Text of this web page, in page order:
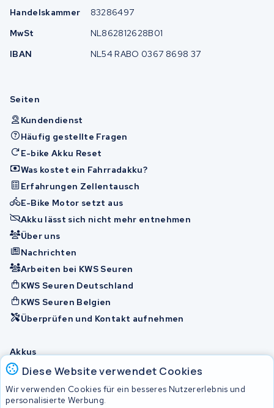
Diese Website verwendet Cookies
Wir verwenden Cookies für ein besseres Nutzererlebnis und
personalisierte Werbung.
Handelskammer
83286497
MwSt
NL862812628B01
IBAN
NL54 RABO 0367 8698 37
Seiten
Kundendienst
Häufig gestellte Fragen
E-bike Akku Reset
Was kostet ein Fahrradakku?
Erfahrungen Zellentausch
E-Bike Motor setzt aus
Akku lässt sich nicht mehr entnehmen
Über uns
Nachrichten
Arbeiten bei KWS Seuren
KWS Seuren Deutschland
KWS Seuren Belgien
Überprüfen und Kontakt aufnehmen
Akkus
© 2026 KWS Seuren